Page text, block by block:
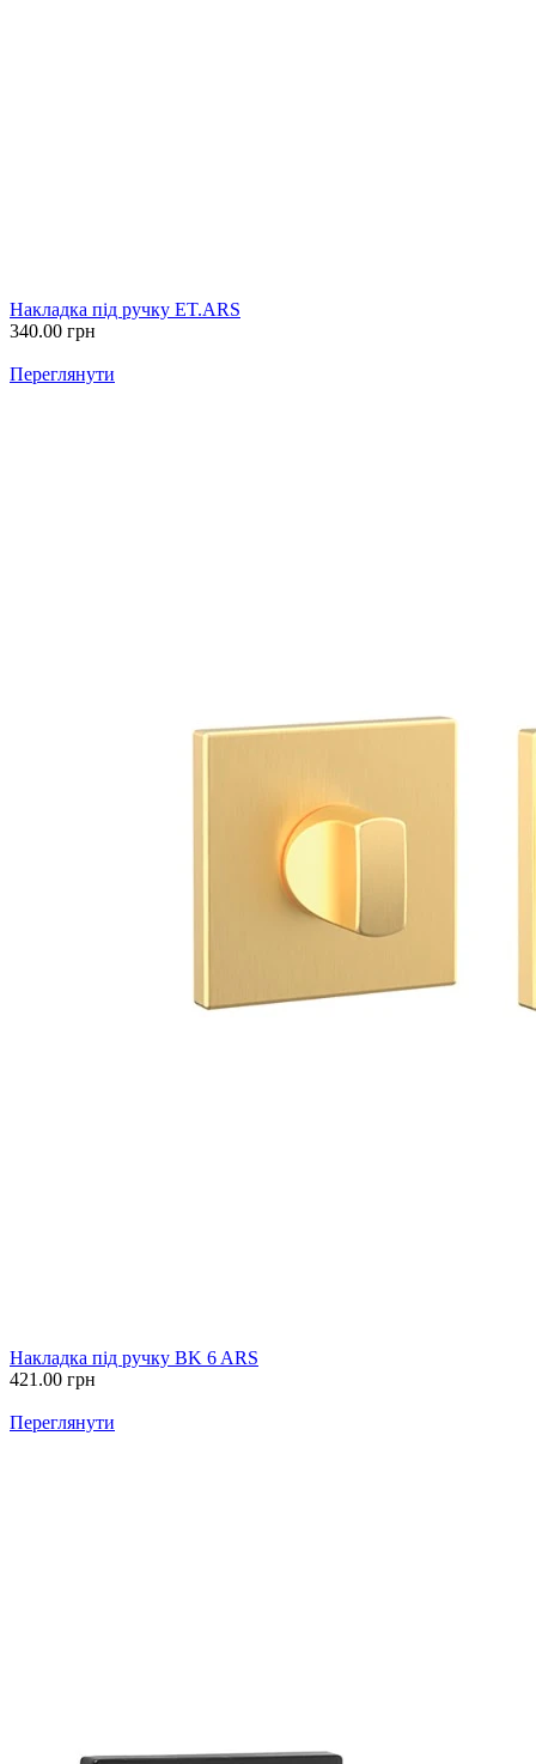
Накладка під ручку ET.ARS
340.00 грн
Переглянути
Накладка під ручку BK 6 ARS
421.00 грн
Переглянути